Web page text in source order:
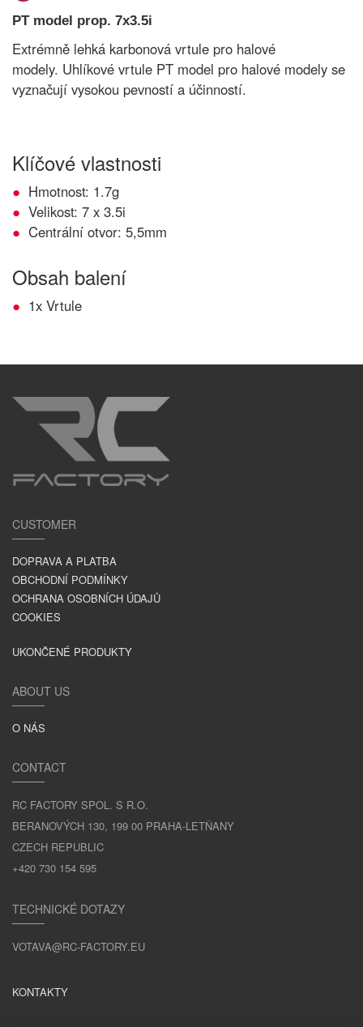
PT model prop. 7x3.5i
Extrémně lehká karbonová vrtule pro halové
modely. Uhlíkové vrtule PT model pro halové modely se
vyznačují vysokou pevností a účinností.
Klíčové vlastnosti
Hmotnost: 1.7g
Velikost: 7 x 3.5i
Centrální otvor: 5,5mm
Obsah balení
1x Vrtule
CUSTOMER
DOPRAVA A PLATBA
OBCHODNÍ PODMÍNKY
OCHRANA OSOBNÍCH ÚDAJŮ
COOKIES
UKONČENÉ PRODUKTY
ABOUT US
O NÁS
CONTACT
RC FACTORY SPOL. S R.O.
BERANOVÝCH 130, 199 00 PRAHA-LETŇANY
CZECH REPUBLIC
+420 730 154 595
TECHNICKÉ DOTAZY
VOTAVA@RC-FACTORY.EU
KONTAKTY